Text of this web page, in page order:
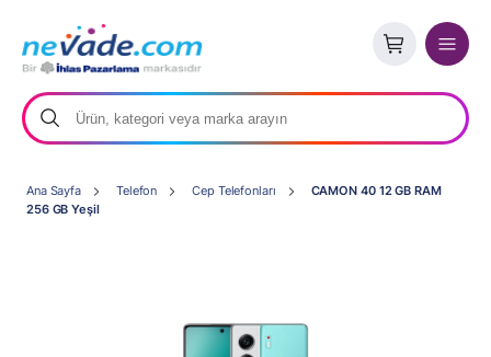
Ana Sayfa Telefon Cep Telefonları
CAMON 40 12 GB RAM
256 GB Yeşil